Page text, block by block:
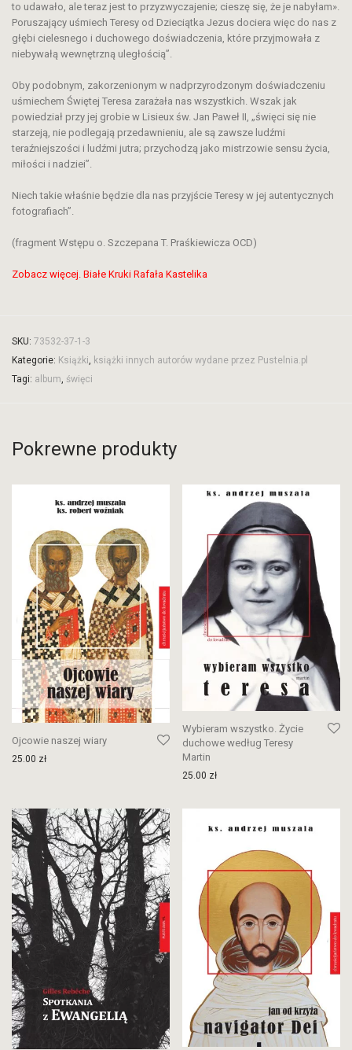
to udawało, ale teraz jest to przyzwyczajenie; cieszę się, że je nabyłam».
Poruszający uśmiech Teresy od Dzieciątka Jezus dociera więc do nas z
głębi cielesnego i duchowego doświadczenia, które przyjmowała z
niebywałą wewnętrzną uległością”.
Oby podobnym, zakorzenionym w nadprzyrodzonym doświadczeniu
uśmiechem Świętej Teresa zarażała nas wszystkich. Wszak jak
powiedział przy jej grobie w Lisieux św. Jan Paweł II, „święci się nie
starzeją, nie podlegają przedawnieniu, ale są zawsze ludźmi
teraźniejszości i ludźmi jutra; przychodzą jako mistrzowie sensu życia,
miłości i nadziei”.
Niech takie właśnie będzie dla nas przyjście Teresy w jej autentycznych
fotografiach”.
(fragment Wstępu o. Szczepana T. Praśkiewicza OCD)
Zobacz więcej. Białe Kruki Rafała Kastelika
SKU: 73532-37-1-3
Kategorie: Książki, książki innych autorów wydane przez Pustelnia.pl
Tagi: album, święci
Pokrewne produkty
Ojcowie naszej wiary
25.00 zł
Wybieram wszystko. Życie
duchowe według Teresy
Martin
25.00 zł